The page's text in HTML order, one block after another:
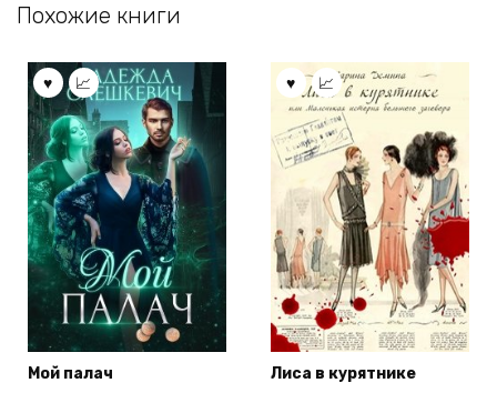
Похожие книги
Мой палач Лиса в курятнике